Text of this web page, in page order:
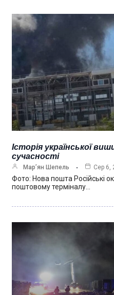
Історія української
сучасності
Мар’ян Шепель Сер 6,
Фото: Нова пошта Російські
поштовому терміналу…